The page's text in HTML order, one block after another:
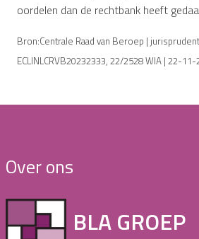
oordelen dan de rechtbank heeft
Bron:Centrale Raad van Beroep |
ECLINLCRVB20232333, 22/2528 WIA | 22-11-
Over ons
BLA GROEP